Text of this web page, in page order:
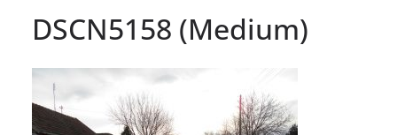
DSCN5158 (Medium)